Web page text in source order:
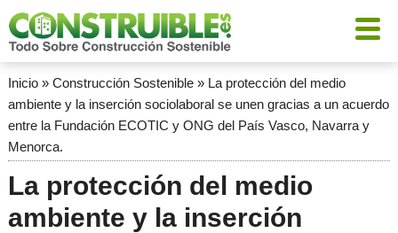
Inicio» Construcción Sostenible» La protección del medio
ambiente y la inserción sociolaboral se unen gracias a un acuerdo
entre la Fundación ECOTIC y ONG del País Vasco, Navarra y
Menorca.
La protección del medio
ambiente y la inserción